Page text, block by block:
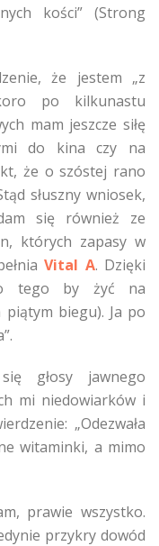
kości” (Strong
że jestem „z
po kilkunastu
mam jeszcze siłę
do kina czy na
że o szóstej rano
słuszny wniosek,
się również ze
których zapasy w
Vital A. Dzięki
tego by żyć na
piątym biegu). Ja po
głosy jawnego
mi niedowiarków i
„Odezwała
witaminki, a mimo
prawie wszystko.
przykry dowód